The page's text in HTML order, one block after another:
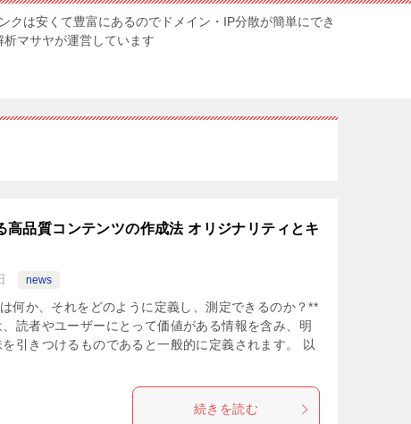
クは安くて豊富にあるのでドメイン・IP分散が簡単にでき
マサヤが運営しています
高品質コンテンツの作成法 オリジナリティとキ
news
何か、それをどのように定義し、測定できるのか？**
読者やユーザーにとって価値がある情報を含み、明
引きつけるものであると一般的に定義されます。 以
続きを読む